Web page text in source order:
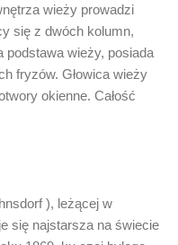
wieży prowadzi
się z dwóch kolumn,
wieży, posiada
fryzów. Głowica wieży
okienne. Całość
), leżącej w
się najstarsza na świecie